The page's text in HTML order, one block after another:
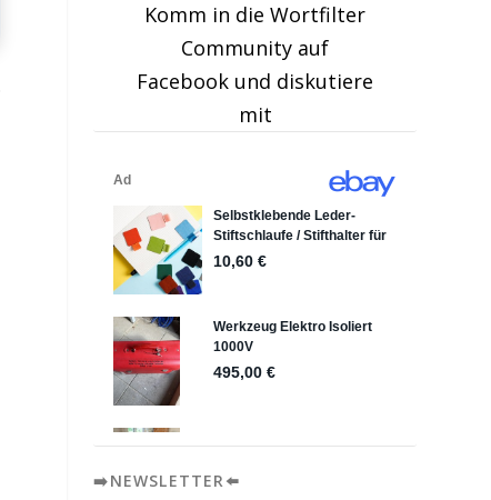
Komm in die Wortfilter
Community auf
Facebook und diskutiere
mit
➡️NEWSLETTER⬅️